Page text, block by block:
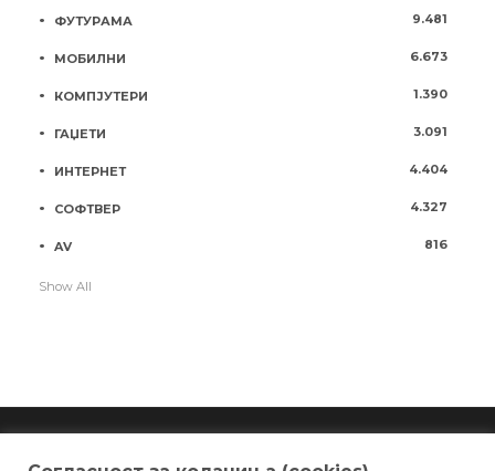
ФУТУРАМА 9.481
МОБИЛНИ 6.673
КОМПЈУТЕРИ 1.390
ГАЏЕТИ 3.091
ИНТЕРНЕТ 4.404
СОФТВЕР 4.327
AV 816
Show All